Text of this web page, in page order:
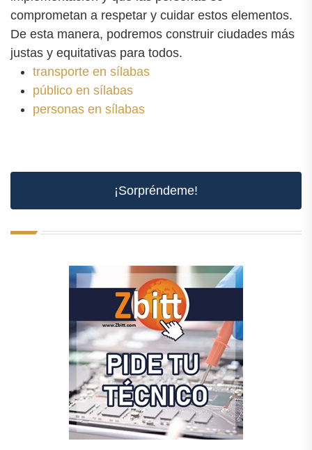
comprometan a respetar y cuidar estos elementos.
De esta manera, podremos construir ciudades más
justas y equitativas para todos.
transporte en sílabas
público en sílabas
personas en sílabas
¡Sorpréndeme!